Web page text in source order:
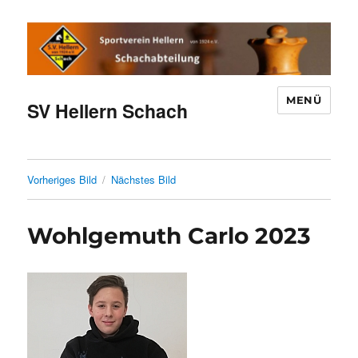
SV Hellern Schach MENÜ
Vorheriges Bild Nächstes Bild
Wohlgemuth Carlo 2023